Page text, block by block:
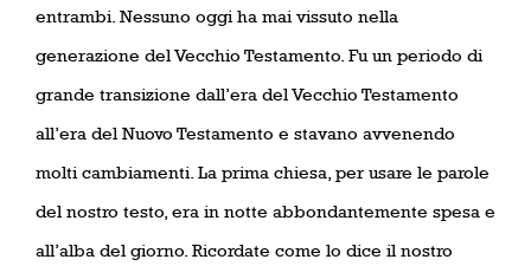
entrambi. Nessuno oggi ha mai vissuto nella
generazione del Vecchio Testamento. Fu un periodo di
grande transizione dall’era del Vecchio Testamento
all’era del Nuovo Testamento e stavano avvenendo
molti cambiamenti. La prima chiesa, per usare le parole
del nostro testo, era in notte abbondantemente spesa e
all’alba del giorno. Ricordate come lo dice il nostro